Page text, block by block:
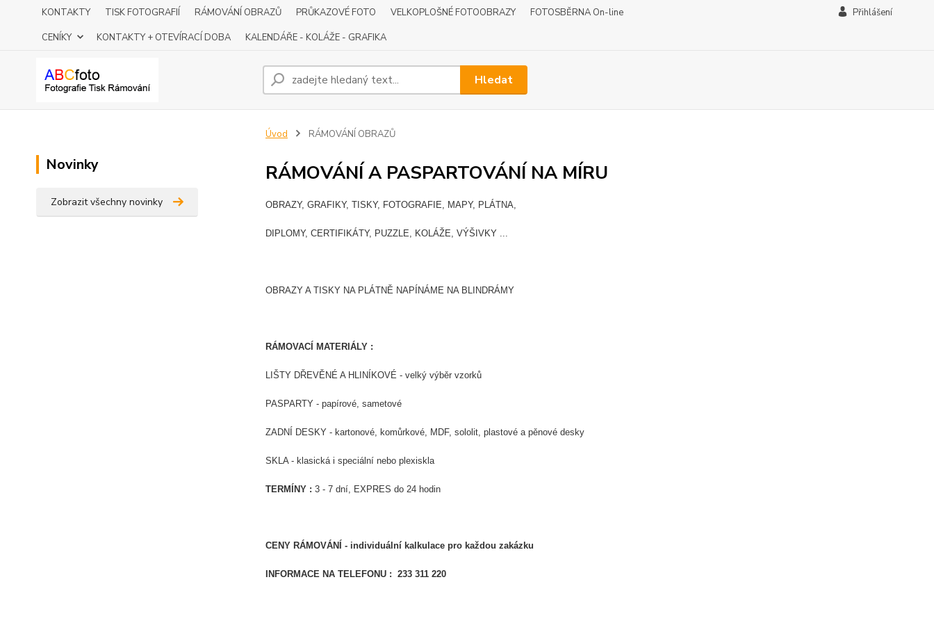
KONTAKTY TISK FOTOGRAFIÍ RÁMOVÁNÍ OBRAZŮ PRŮKAZOVÉ FOTO VELKOPLOŠNÉ FOTOOBRAZY
FOTOSBĚRNA On-line
CENÍKY
KONTAKTY + OTEVÍRACÍ DOBA KALENDÁŘE - KOLÁŽE - GRAFIKA
Přihlášení
Hledat
Novinky
Zobrazit všechny novinky
Úvod RÁMOVÁNÍ OBRAZŮ
RÁMOVÁNÍ A PASPARTOVÁNÍ NA MÍRU
OBRAZY, GRAFIKY, TISKY, FOTOGRAFIE, MAPY, PLÁTNA,
DIPLOMY, CERTIFIKÁTY, PUZZLE, KOLÁŽE, VÝŠIVKY ...
OBRAZY A TISKY NA PLÁTNĚ NAPÍNÁME NA BLINDRÁMY
RÁMOVACÍ MATERIÁLY :
LIŠTY DŘEVĚNÉ A HLINÍKOVÉ - velký výběr vzorků
PASPARTY - papírové, sametové
ZADNÍ DESKY - kartonové, komůrkové, MDF, sololit, plastové a pěnové desky
SKLA - klasická i speciální nebo plexiskla
TERMÍNY : 3 - 7 dní, EXPRES do 24 hodin
CENY RÁMOVÁNÍ - individuální kalkulace pro každou zakázku
INFORMACE NA TELEFONU : 233 311 220